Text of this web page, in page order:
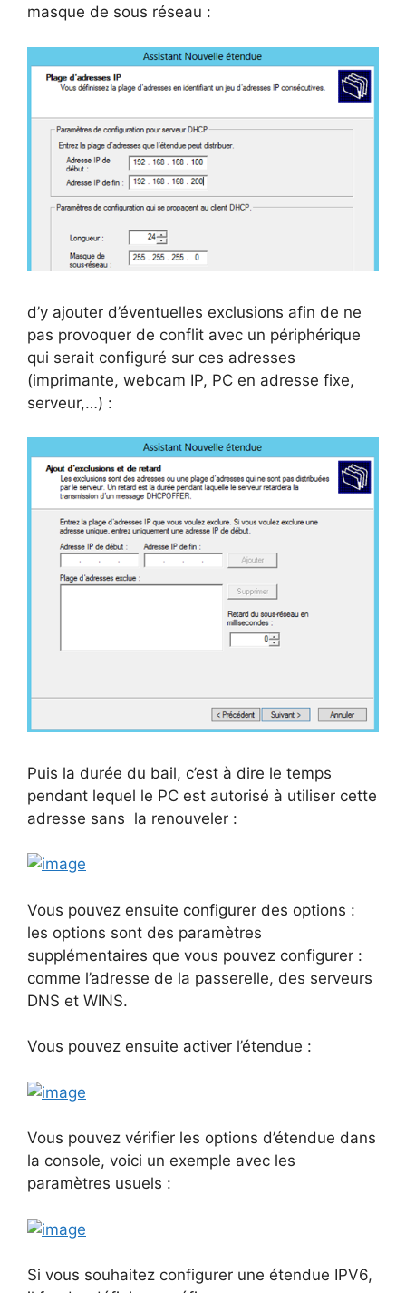
masque de sous réseau :
d’y ajouter d’éventuelles exclusions afin de ne
pas provoquer de conflit avec un périphérique
qui serait configuré sur ces adresses
(imprimante, webcam IP, PC en adresse fixe,
serveur,…) :
Puis la durée du bail, c’est à dire le temps
pendant lequel le PC est autorisé à utiliser cette
adresse sans la renouveler :
Vous pouvez ensuite configurer des options :
les options sont des paramètres
supplémentaires que vous pouvez configurer :
comme l’adresse de la passerelle, des serveurs
DNS et WINS.
Vous pouvez ensuite activer l’étendue :
Vous pouvez vérifier les options d’étendue dans
la console, voici un exemple avec les
paramètres usuels :
Si vous souhaitez configurer une étendue IPV6,